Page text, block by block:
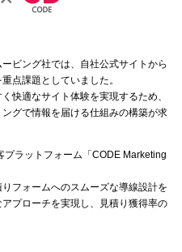
ビング社では、自社公式サイトから
点課題としていました。
快適なサイト体験を実現するため、
グで情報を届ける仕組みの構築が求
プラットフォーム「CODE Marketing
フォームへのスムーズな導線設計を
プローチを実現し、見積り獲得率の